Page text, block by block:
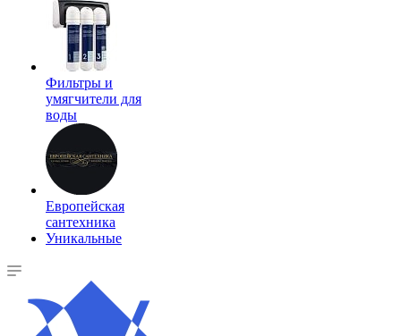
Фильтры и
умягчители для
воды
Европейская
сантехника
Уникальные